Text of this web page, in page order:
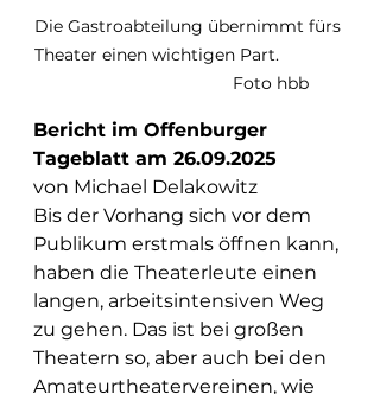
Die Gastroabteilung übernimmt fürs
Theater einen wichtigen Part.
                                  Foto hbb
Bericht im Offenburger
Tageblatt am 26.09.2025
von Michael Delakowitz
Bis der Vorhang sich vor dem
Publikum erstmals öffnen kann,
haben die Theaterleute einen
langen, arbeitsintensiven Weg
zu gehen. Das ist bei großen
Theatern so, aber auch bei den
Amateurtheatervereinen, wie